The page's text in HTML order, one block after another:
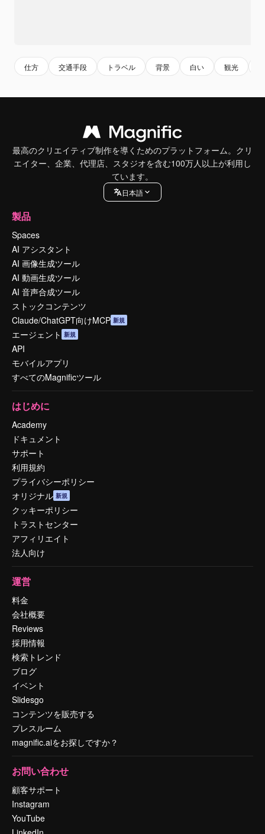
仕方 交通手段 トラベル 背景 白い 観光
最高のクリエイティブ制作を導くためのプラットフォーム。クリ
エイター、企業、代理店、スタジオを含む100万人以上が利用し
ています。
日本語
製品
Spaces
AI アシスタント
AI 画像生成ツール
AI 動画生成ツール
AI 音声合成ツール
ストックコンテンツ
Claude/ChatGPT向けMCP 新規
エージェント 新規
API
モバイルアプリ
すべてのMagnificツール
はじめに
Academy
ドキュメント
サポート
利用規約
プライバシーポリシー
オリジナル 新規
クッキーポリシー
トラストセンター
アフィリエイト
法人向け
運営
料金
会社概要
Reviews
採用情報
検索トレンド
ブログ
イベント
Slidesgo
コンテンツを販売する
プレスルーム
magnific.aiをお探しですか？
お問い合わせ
顧客サポート
Instagram
YouTube